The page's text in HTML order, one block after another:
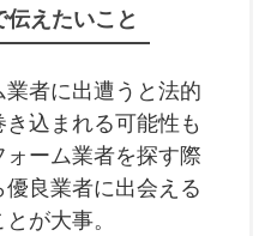
伝えたいこと
者に出遭うと法的
込まれる可能性も
ーム業者を探す際
良業者に出会える
が大事。